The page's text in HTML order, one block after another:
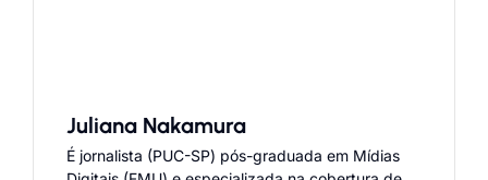
Juliana Nakamura
É jornalista (PUC-SP) pós-graduada em Mídias